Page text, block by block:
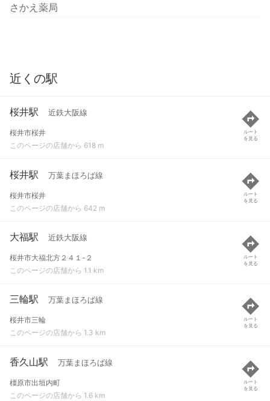
さかえ薬局
近くの駅
桜井駅 近鉄大阪線
桜井市桜井
このページの店舗から 618 m
ルート
を見る
桜井駅 万葉まほろば線
桜井市桜井
このページの店舗から 642 m
ルート
を見る
大福駅 近鉄大阪線
桜井市大福北方２４１-２
このページの店舗から 1.1 km
ルート
を見る
三輪駅 万葉まほろば線
桜井市三輪
このページの店舗から 1.3 km
ルート
を見る
香久山駅 万葉まほろば線
橿原市出垣内町
このページの店舗から 1.6 km
ルート
を見る